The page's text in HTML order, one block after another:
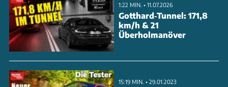
1:22 MIN. • 11.07.2026
Gotthard‑Tunnel: 171,8
km/h & 21
Überholmanöver
15:19 MIN. • 29.01.2023